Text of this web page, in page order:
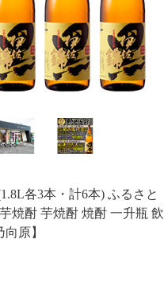
各3本・計6本) ふるさと
焼酎 芋焼酎 焼酎 一升瓶 飲
原】